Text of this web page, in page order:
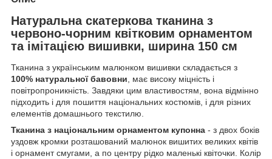
Натуральна скатеркова тканина з
червоно-чорним квітковим орнаментом
та імітацією вишивки, ширина 150 см
Тканина з українським малюнком вишивки складається з
100% натуральної бавовни, має високу міцність і
повітропроникність. Завдяки цим властивостям, вона відмінно
підходить і для пошиття національних костюмів, і для різних
елементів домашнього текстилю.
Тканина з національним орнаментом купонна - з двох боків
уздовж кромки розташований малюнок вишитих великих квітів
і орнамент смугами, а по центру рідко маленькі квіточки. Колір